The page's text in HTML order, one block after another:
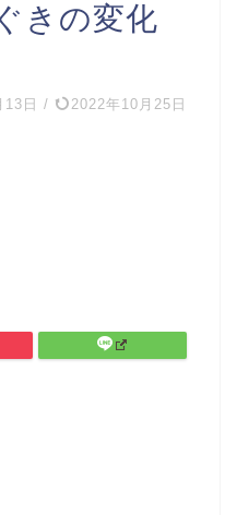
きの変化
日 / 2022年10月25日